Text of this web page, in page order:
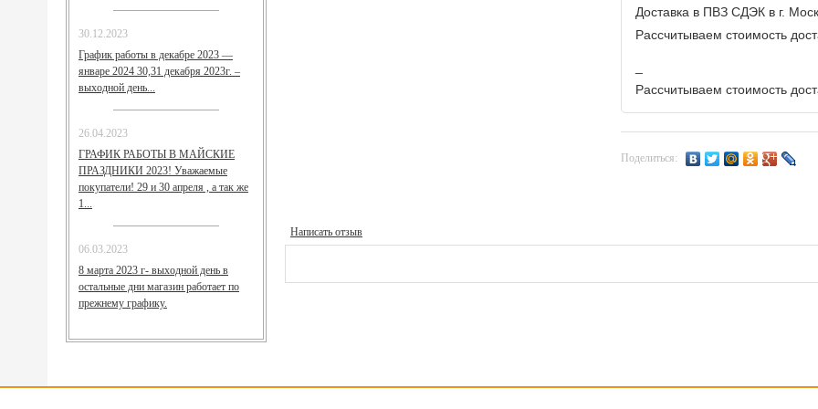
30.12.2023
График работы в декабре 2023 —
январе 2024 30,31 декабря 2023г. –
выходной день...
26.04.2023
ГРАФИК РАБОТЫ В МАЙСКИЕ
ПРАЗДНИКИ 2023! Уважаемые
покупатели! 29 и 30 апреля , а так же
1...
06.03.2023
8 марта 2023 г- выходной день в
остальные дни магазин работает по
прежнему графику.
Доставка в ПВЗ СДЭК в г.
Рассчитываем стоимость
Рассчитываем стоимость
Поделиться:
Написать отзыв